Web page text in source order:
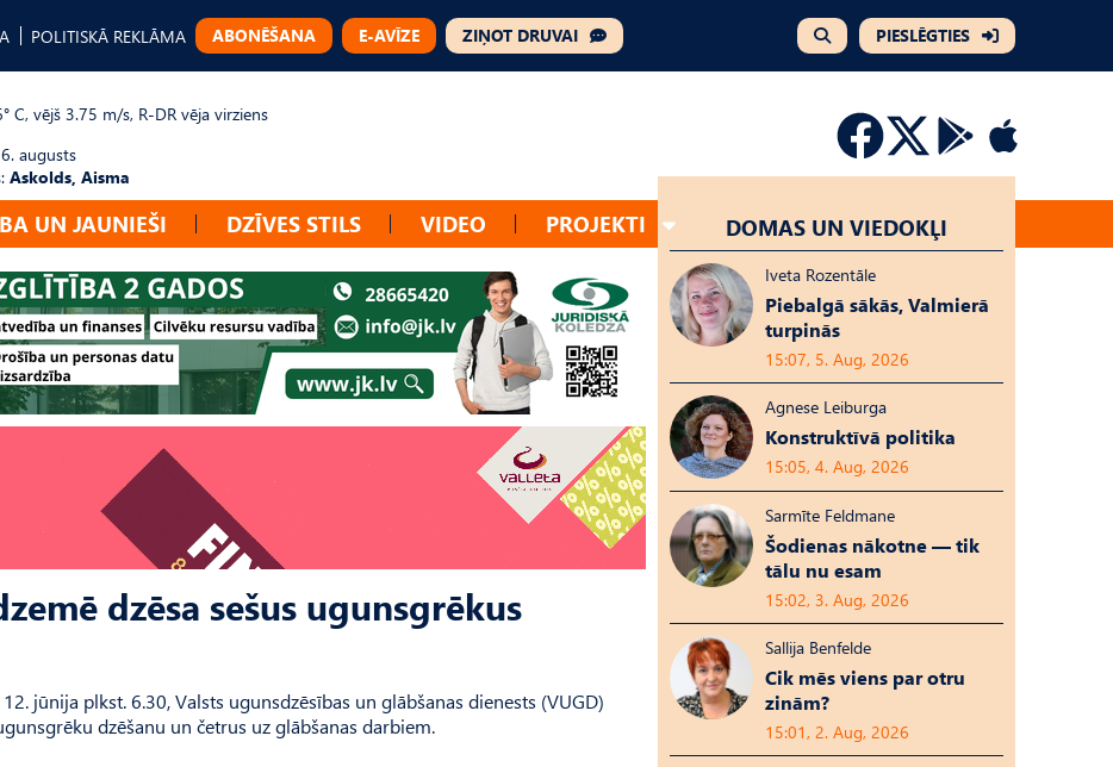
POLITISKĀ REKLĀMA ABONĒŠANA E-AVĪZE ZIŅOT DRUVAI PIESLĒGTIES
C, vējš 3.75 m/s, R-DR vēja virziens
augusts
Askolds, Aisma
UN JAUNIEŠI DZĪVES STILS VIDEO PROJEKTI
dzēsa sešus ugunsgrēkus
jūnija plkst. 6.30, Valsts ugunsdzēsības un glābšanas dienests (VUGD)
dzēšanu un četrus uz glābšanas darbiem.
DOMAS UN VIEDOKĻI
Iveta Rozentāle
Piebalgā sākās, Valmierā
turpinās
15:07, 5. Aug, 2026
Agnese Leiburga
Konstruktīvā politika
15:05, 4. Aug, 2026
Sarmīte Feldmane
Šodienas nākotne — tik
tālu nu esam
15:02, 3. Aug, 2026
Sallija Benfelde
Cik mēs viens par otru
zinām?
15:01, 2. Aug, 2026